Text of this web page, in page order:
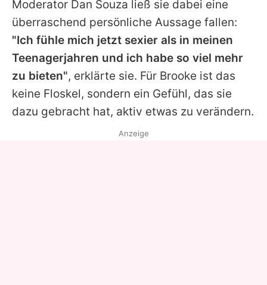
Impressum
Datenschutzerklärung
Nutzungsbedingungen
Utiq verwalten
Moderator Dan Souza ließ sie dabei eine
überraschend persönliche Aussage fallen:
"Ich fühle mich jetzt sexier als in meinen
Teenagerjahren und ich habe so viel mehr
zu bieten", erklärte sie. Für Brooke ist das
keine Floskel, sondern ein Gefühl, das sie
dazu gebracht hat, aktiv etwas zu verändern.
Anzeige